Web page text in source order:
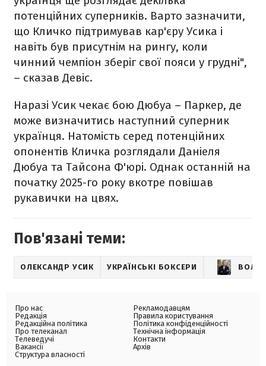
потенційних суперників. Варто зазначити,
що Кличко підтримував кар'єру Усика і
навіть був присутнім на рингу, коли
чинний чемпіон зберіг свої пояси у грудні",
– сказав Девіс.
Наразі Усик чекає бою Дюбуа – Паркер, де
може визначитись наступний суперник
українця. Натомість серед потенційних
опонентів Кличка розглядали Даніеля
Дюбуа та Тайсона Ф'юрі. Однак останній на
початку 2025-го року вкотре повішав
рукавички на цвях.
Пов'язані теми:
ОЛЕКСАНДР УСИК УКРАЇНСЬКІ БОКСЕРИ
Про нас
Редакція
Редакційна політика
Про телеканал
Телеведучі
Вакансії
Структура власності
Рекламодавцям
Правила користування
Політика конфіденційності
Технічна інформація
Контакти
Архів